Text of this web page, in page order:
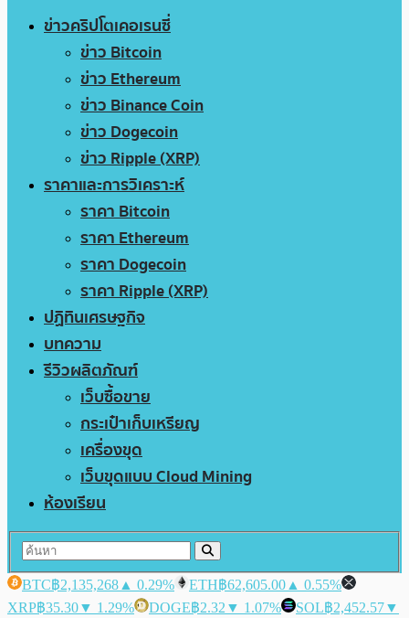
ข่าวคริปโตเคอเรนซี่
ข่าว Bitcoin
ข่าว Ethereum
ข่าว Binance Coin
ข่าว Dogecoin
ข่าว Ripple (XRP)
ราคาและการวิเคราะห์
ราคา Bitcoin
ราคา Ethereum
ราคา Dogecoin
ราคา Ripple (XRP)
ปฏิทินเศรษฐกิจ
บทความ
รีวิวผลิตภัณฑ์
เว็บซื้อขาย
กระเป๋าเก็บเหรียญ
เครื่องขุด
เว็บขุดแบบ Cloud Mining
ห้องเรียน
BTC฿2,135,268 ▲ 0.29% ETH฿62,605.00 ▲ 0.55%
XRP฿35.30▼ 1.29% DOGE฿2.32 ▼ 1.07% SOL฿2,452.57▼